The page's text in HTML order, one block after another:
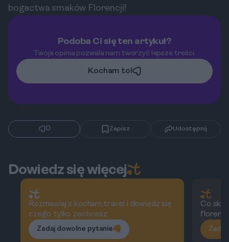
bogactwa smaków Florencji!
Podoba Ci się ten artykuł?
Twoja opinia pozwala nam tworzyć lepsze treści.
Kocham to!
0 Zapisz Udostępnij
Dowiedz się więcej
Rozmawiaj z kocham.travel i dowiedz się
czego tylko zechcesz
Zadaj dowolne pytanie
Co